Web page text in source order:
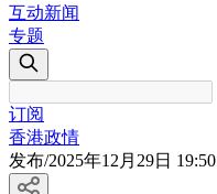
互动新闻
专题
订阅
香港政情
发布/2025年12月29日 19:50